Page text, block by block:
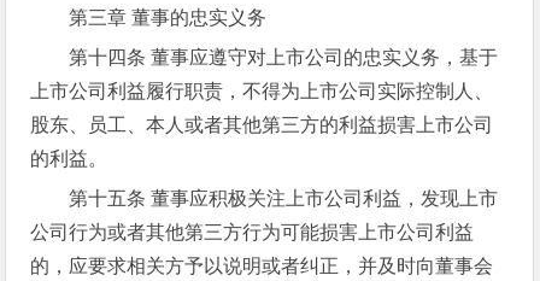
第三章 董事的忠实义务
第十四条 董事应遵守对上市公司的忠实义务，基于
上市公司利益履行职责，不得为上市公司实际控制人、
股东、员工、本人或者其他第三方的利益损害上市公司
的利益。
第十五条 董事应积极关注上市公司利益，发现上市
公司行为或者其他第三方行为可能损害上市公司利益
的，应要求相关方予以说明或者纠正，并及时向董事会